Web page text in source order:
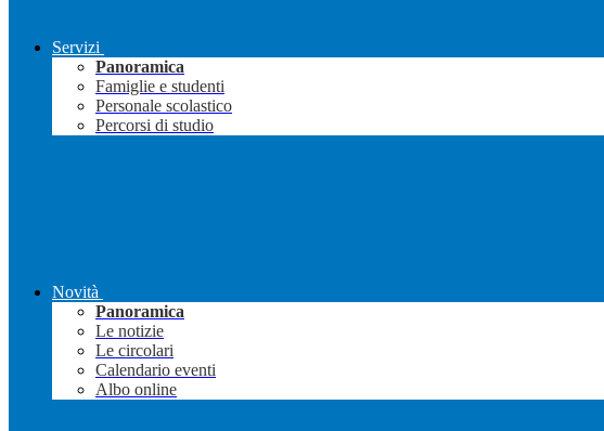
Servizi
Panoramica
Famiglie e studenti
Personale scolastico
Percorsi di studio
Novità
Panoramica
Le notizie
Le circolari
Calendario eventi
Albo online